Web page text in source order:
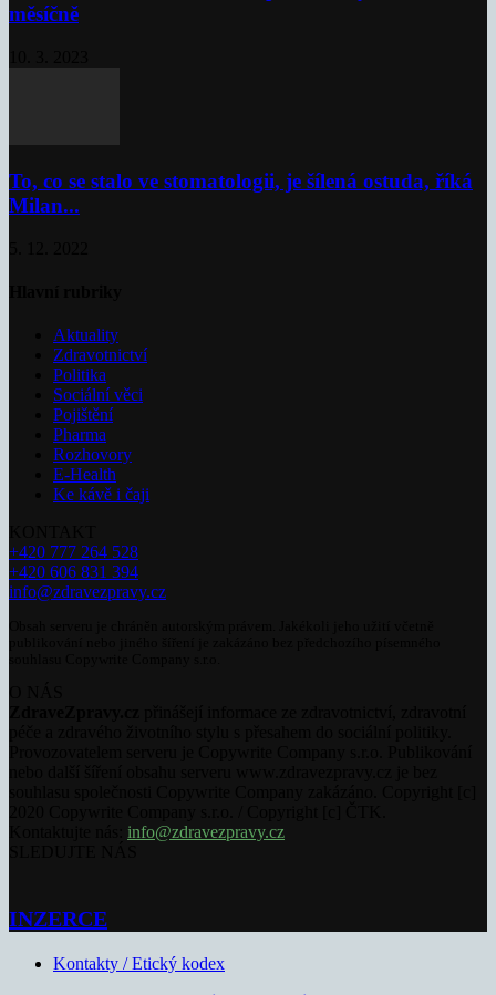
měsíčně
To, co se stalo ve stomatologii, je šílená ostuda, říká
Milan...
Aktuality
Zdravotnictví
Politika
Sociální věci
Pojištění
Pharma
Rozhovory
E-Health
Ke kávě i čaji
+420 777 264 528
+420 606 831 394
info@zdravezpravy.cz
info@zdravezpravy.cz
INZERCE
Kontakty / Etický kodex